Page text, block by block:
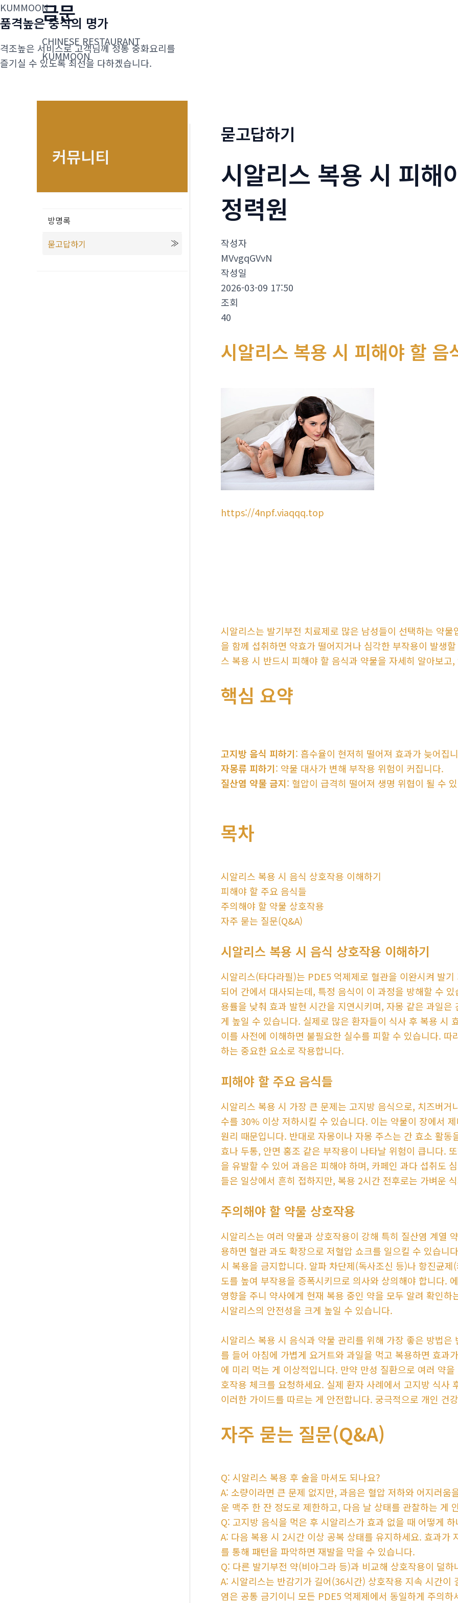
콘
텐
로
건
금문
CHINESE RESTAURANT
KUMMOON
KUMMOON
품격높은 중식의 명가
격조높은 서비스로 고객님께 정통 중화요리를
즐기실 수 있도록 최선을 다하겠습니다.
커뮤니티
방명록
묻고답하기
묻고답하기
시알리스 복용 시 피해
정력원
작성자
MVvgqGVvN
작성일
2026-03-09 17:50
조회
40
시알리스 복용 시 피해야 할 음
https://4npf.viaqqq.top
시알리스는 발기부전 치료제로 많은 남성들이 선택하는 약
을 함께 섭취하면 약효가 떨어지거나 심각한 부작용이 발생
스 복용 시 반드시 피해야 할 음식과 약물을 자세히 알아보고
핵심 요약
고지방 음식 피하기: 흡수율이 현저히 떨어져 효과가 늦어집
자몽류 피하기: 약물 대사가 변해 부작용 위험이 커집니다.
질산염 약물 금지: 혈압이 급격히 떨어져 생명 위협이 될 수
목차
시알리스 복용 시 음식 상호작용 이해하기
피해야 할 주요 음식들
주의해야 할 약물 상호작용
자주 묻는 질문(Q&A)
시알리스 복용 시 음식 상호작용 이해하기
시알리스(타다라필)는 PDE5 억제제로 혈관을 이완시켜 발
되어 간에서 대사되는데, 특정 음식이 이 과정을 방해할 수
용률을 낮춰 효과 발현 시간을 지연시키며, 자몽 같은 과일
게 높일 수 있습니다. 실제로 많은 환자들이 식사 후 복용 시
이를 사전에 이해하면 불필요한 실수를 피할 수 있습니다.
하는 중요한 요소로 작용합니다.
피해야 할 주요 음식들
시알리스 복용 시 가장 큰 문제는 고지방 음식으로, 치즈버
수를 30% 이상 저하시킬 수 있습니다. 이는 약물이 장에서
원리 때문입니다. 반대로 자몽이나 자몽 주스는 간 효소 활
효나 두통, 안면 홍조 같은 부작용이 나타날 위험이 큽니다.
을 유발할 수 있어 과음은 피해야 하며, 카페인 과다 섭취도
들은 일상에서 흔히 접하지만, 복용 2시간 전후로는 가벼운
주의해야 할 약물 상호작용
시알리스는 여러 약물과 상호작용이 강해 특히 질산염 계열
용하면 혈관 과도 확장으로 저혈압 쇼크를 일으킬 수 있습니
시 복용을 금지합니다. 알파 차단제(독사조신 등)나 항진균
도를 높여 부작용을 증폭시키므로 의사와 상의해야 합니다.
영향을 주니 약사에게 현재 복용 중인 약을 모두 알려 확인
시알리스의 안전성을 크게 높일 수 있습니다.
시알리스 복용 시 음식과 약물 관리를 위해 가장 좋은 방법
를 들어 아침에 가볍게 요거트와 과일을 먹고 복용하면 효과
에 미리 먹는 게 이상적입니다. 만약 만성 질환으로 여러 약
호작용 체크를 요청하세요. 실제 환자 사례에서 고지방 식사
이러한 가이드를 따르는 게 안전합니다. 궁극적으로 개인 건
자주 묻는 질문(Q&A)
Q: 시알리스 복용 후 술을 마셔도 되나요?
A: 소량이라면 큰 문제 없지만, 과음은 혈압 저하와 어지러
운 맥주 한 잔 정도로 제한하고, 다음 날 상태를 관찰하는 게
Q: 고지방 음식을 먹은 후 시알리스가 효과 없을 때 어떻게 하
A: 다음 복용 시 2시간 이상 공복 상태를 유지하세요. 효과가
를 통해 패턴을 파악하면 재발을 막을 수 있습니다.
Q: 다른 발기부전 약(비아그라 등)과 비교해 상호작용이 덜하
A: 시알리스는 반감기가 길어(36시간) 상호작용 지속 시간이
염은 공통 금기이니 모든 PDE5 억제제에서 동일하게 주의하